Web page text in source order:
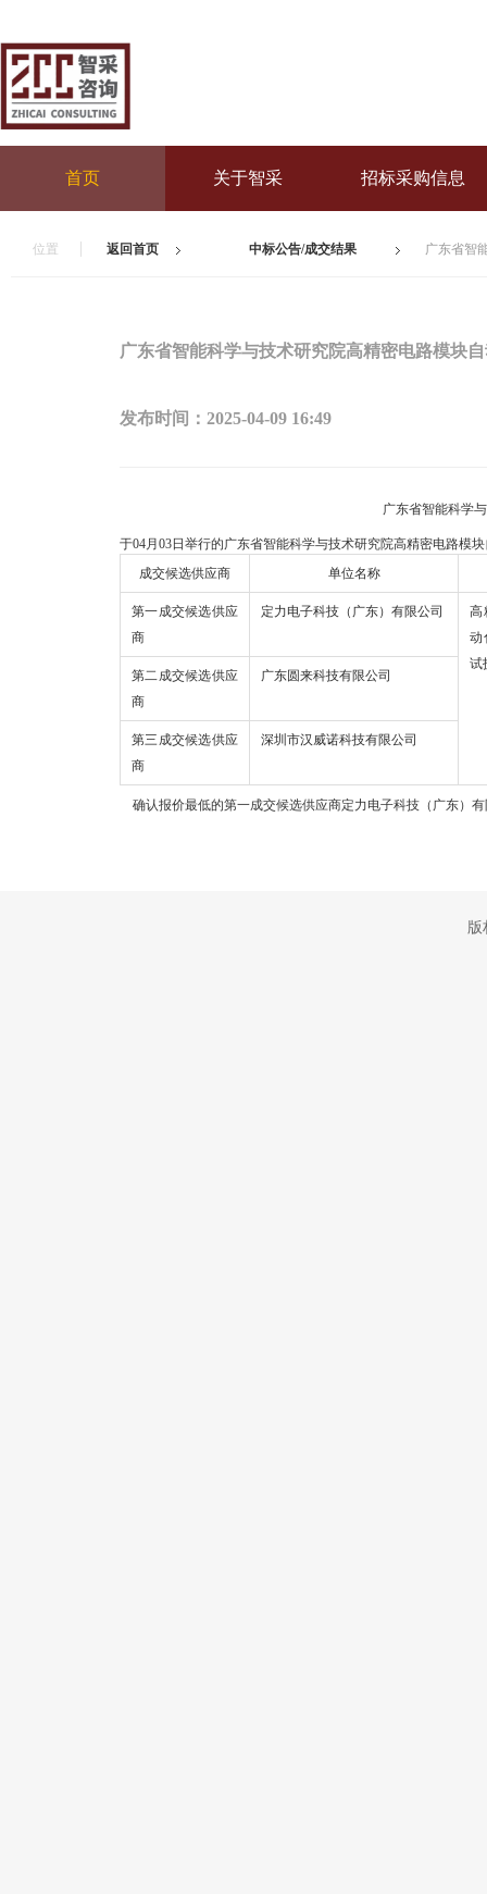
首页 关于智采 招标采购信息
位置 返回首页 中标公告/成交结果 广东省智
广东省智能科学与技术研究院高精密电路模块
发布时间： 2025-04-09 16:49
广东省智能科学
于04月03日举行的广东省智能科学与技术研究院高精密电路模
成交候选供应商
单位名称
第一成交候选供应
商
定力电子科技（广东）有限公司
高
动
试
第二成交候选供应
商
广东圆来科技有限公司
第三成交候选供应
商
深圳市汉威诺科技有限公司
确认报价最低的第一成交候选供应商定力电子科技（广东）
版